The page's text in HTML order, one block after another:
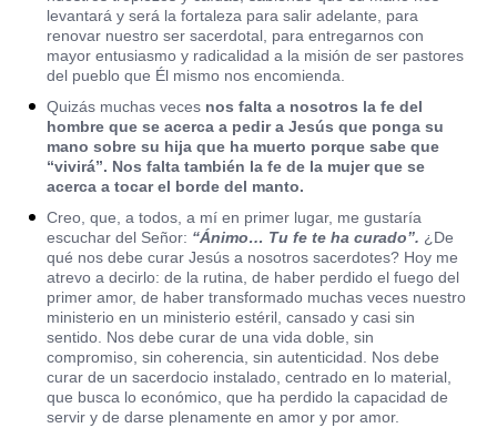
levantará y será la fortaleza para salir adelante, para
renovar nuestro ser sacerdotal, para entregarnos con
mayor entusiasmo y radicalidad a la misión de ser pastores
del pueblo que Él mismo nos encomienda.
Quizás muchas veces nos falta a nosotros la fe del
hombre que se acerca a pedir a Jesús que ponga su
mano sobre su hija que ha muerto porque sabe que
“vivirá”. Nos falta también la fe de la mujer que se
acerca a tocar el borde del manto.
Creo, que, a todos, a mí en primer lugar, me gustaría
escuchar del Señor: “Ánimo… Tu fe te ha curado”. ¿De
qué nos debe curar Jesús a nosotros sacerdotes? Hoy me
atrevo a decirlo: de la rutina, de haber perdido el fuego del
primer amor, de haber transformado muchas veces nuestro
ministerio en un ministerio estéril, cansado y casi sin
sentido. Nos debe curar de una vida doble, sin
compromiso, sin coherencia, sin autenticidad. Nos debe
curar de un sacerdocio instalado, centrado en lo material,
que busca lo económico, que ha perdido la capacidad de
servir y de darse plenamente en amor y por amor.